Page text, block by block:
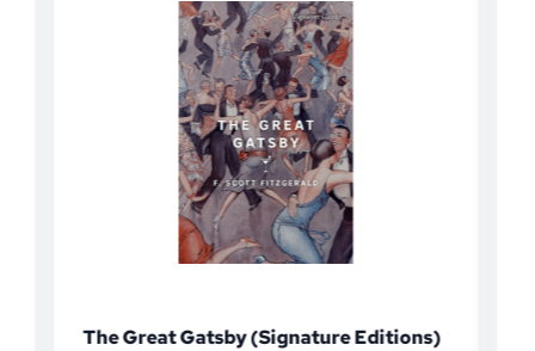
The Great Gatsby (Signature Editions)